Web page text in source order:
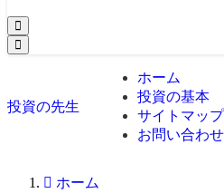
投資の先生
ホーム
投資の基本
サイトマップ
お問い合わせ
ホーム